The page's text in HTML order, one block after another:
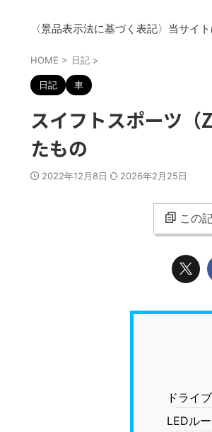
〈景品表示法に基づく表記〉当サイ
HOME > 日記 >
日記 車
スイフトスポーツ（
たもの
2022年12月8日 2026年2月25日
この
ドライ
LEDル